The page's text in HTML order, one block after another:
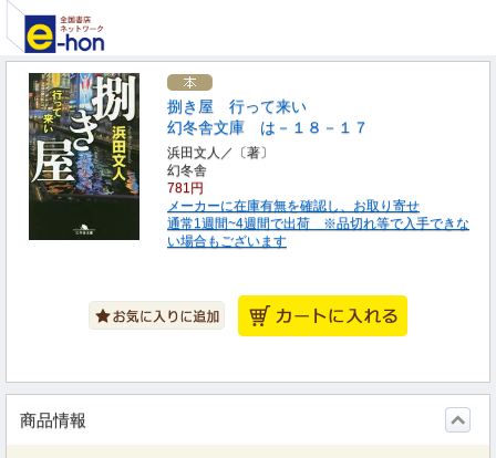
捌き屋 行って来い
幻冬舎文庫 は－１８－１７
浜田文人／〔著〕
幻冬舎
781円
メーカーに在庫有無を確認し、お取り寄せ
通常1週間~4週間で出荷 ※品切れ等で入手できな
い場合もございます
商品情報